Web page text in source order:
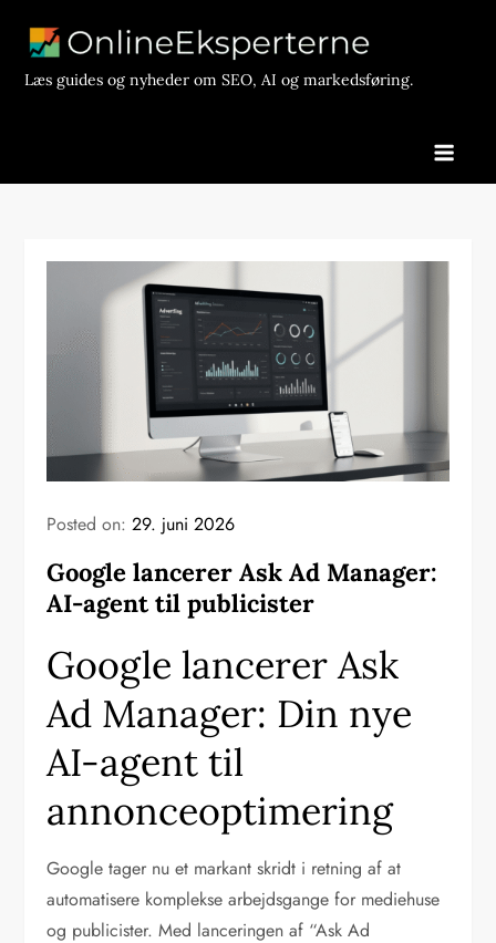
contentLæs guides og nyheder om SEO, AI og markedsføring.
Posted on:29. juni 2026
Google lancerer Ask Ad Manager:
AI-agent til publicister
Google lancerer Ask
Ad Manager: Din nye
AI-agent til
annonceoptimering
Google tager nu et markant skridt i retning af at
automatisere komplekse arbejdsgange for mediehuse
og publicister. Med lanceringen af “Ask Ad